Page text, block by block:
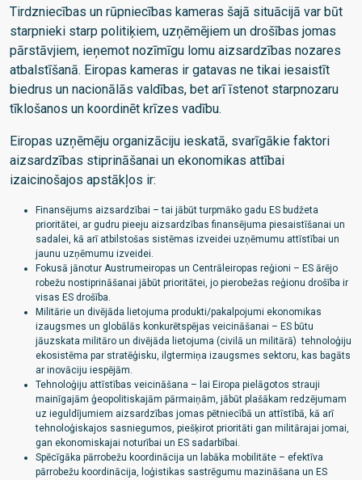
Tirdzniecības un rūpniecības kameras šajā situācijā var būt
starpnieki starp politiķiem, uzņēmējiem un drošības jomas
pārstāvjiem, ieņemot nozīmīgu lomu aizsardzības nozares
atbalstīšanā. Eiropas kameras ir gatavas ne tikai iesaistīt
biedrus un nacionālās valdības, bet arī īstenot starpnozaru
tīklošanos un koordinēt krīzes vadību.
Eiropas uzņēmēju organizāciju ieskatā, svarīgākie faktori
aizsardzības stiprināšanai un ekonomikas attībai
izaicinošajos apstākļos ir:
Finansējums aizsardzībai – tai jābūt turpmāko gadu ES budžeta
prioritātei, ar gudru pieeju aizsardzības finansējuma piesaistīšanai un
sadalei, kā arī atbilstošas sistēmas izveidei uzņēmumu attīstībai un
jaunu uzņēmumu izveidei.
Fokusā jānotur Austrumeiropas un Centrāleiropas reģioni – ES ārējo
robežu nostiprināšanai jābūt prioritātei, jo pierobežas reģionu drošība ir
visas ES drošība.
Militārie un divējāda lietojuma produkti/pakalpojumi ekonomikas
izaugsmes un globālās konkurētspējas veicināšanai – ES būtu
jāuzskata militāro un divējāda lietojuma (civilā un militārā) tehnoloģiju
ekosistēma par stratēģisku, ilgtermiņa izaugsmes sektoru, kas bagāts
ar inovāciju iespējām.
Tehnoloģiju attīstības veicināšana – lai Eiropa pielāgotos strauji
mainīgajām ģeopolitiskajām pārmaiņām, jābūt plašākam redzējumam
uz ieguldījumiem aizsardzības jomas pētniecībā un attīstībā, kā arī
tehnoloģiskajos sasniegumos, piešķirot prioritāti gan militārajai jomai,
gan ekonomiskajai noturībai un ES sadarbībai.
Spēcīgāka pārrobežu koordinācija un labāka mobilitāte – efektīva
pārrobežu koordinācija, loģistikas sastrēgumu mazināšana un ES